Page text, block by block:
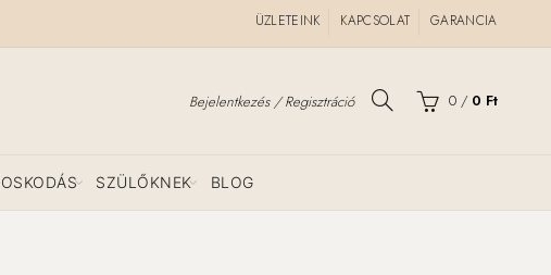
ÜZLETEINK KAPCSOLAT GARANCIA
Bejelentkezés / Regisztráció 0 / 0 Ft
SZÜLŐKNEK BLOG